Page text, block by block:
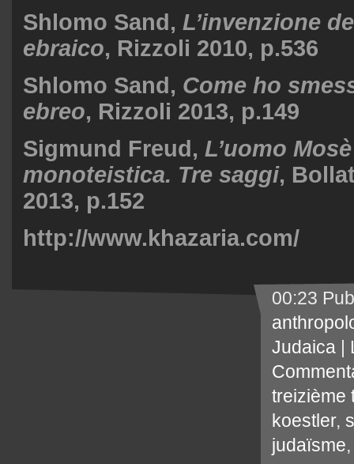
Shlomo Sand, L’invenzione
ebraico, Rizzoli 2010, p.536
Shlomo Sand, Come ho
ebreo, Rizzoli 2013, p.149
Sigmund Freud, L’uomo
monoteistica. Tre saggi,
2013, p.152
http://www.khazaria.com/
00:23
Judaica |
treizième
koestler,
judaïsme